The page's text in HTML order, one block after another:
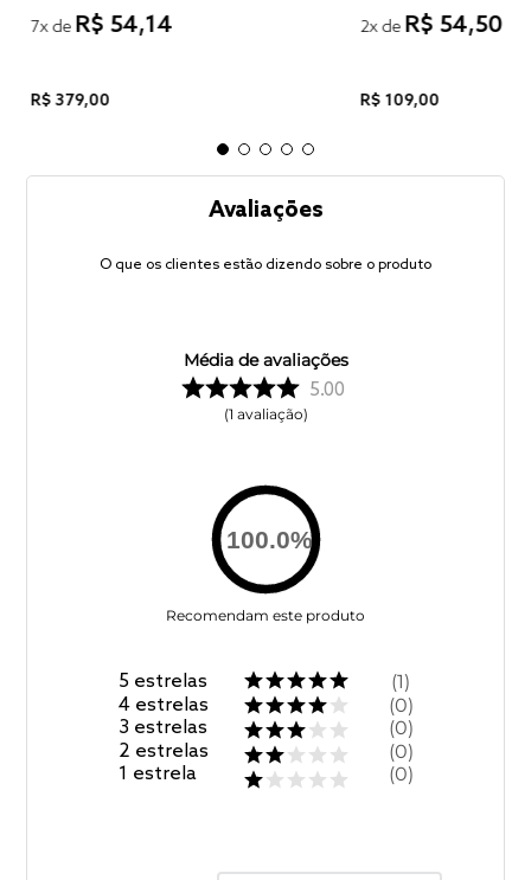
7x de R$ 54,14
R$ 379,00
2x de R$ 54,50
R$ 109,00
Avaliações
O que os clientes estão dizendo sobre o produto
Média de avaliações
5.00
1 avaliação
100.0%
Recomendam este produto
5 estrelas
4 estrelas
3 estrelas
2 estrelas
1 estrela
1
0
0
0
0